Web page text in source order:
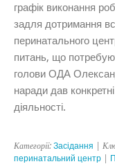
графік виконання
задля дотримання
перинатального
питань, що
голови ОДА
наради дав
діяльності.
Категорії: Засідання |
перинатальний центр